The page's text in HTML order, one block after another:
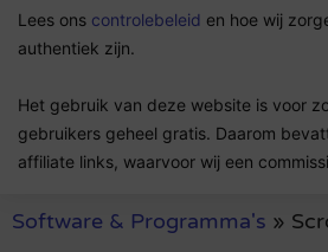
Lees ons controlebeleid en hoe wij
authentiek zijn.
Het gebruik van deze website is voor
gebruikers geheel gratis. Daarom
affiliate links, waarvoor wij een
Software & Programma's »